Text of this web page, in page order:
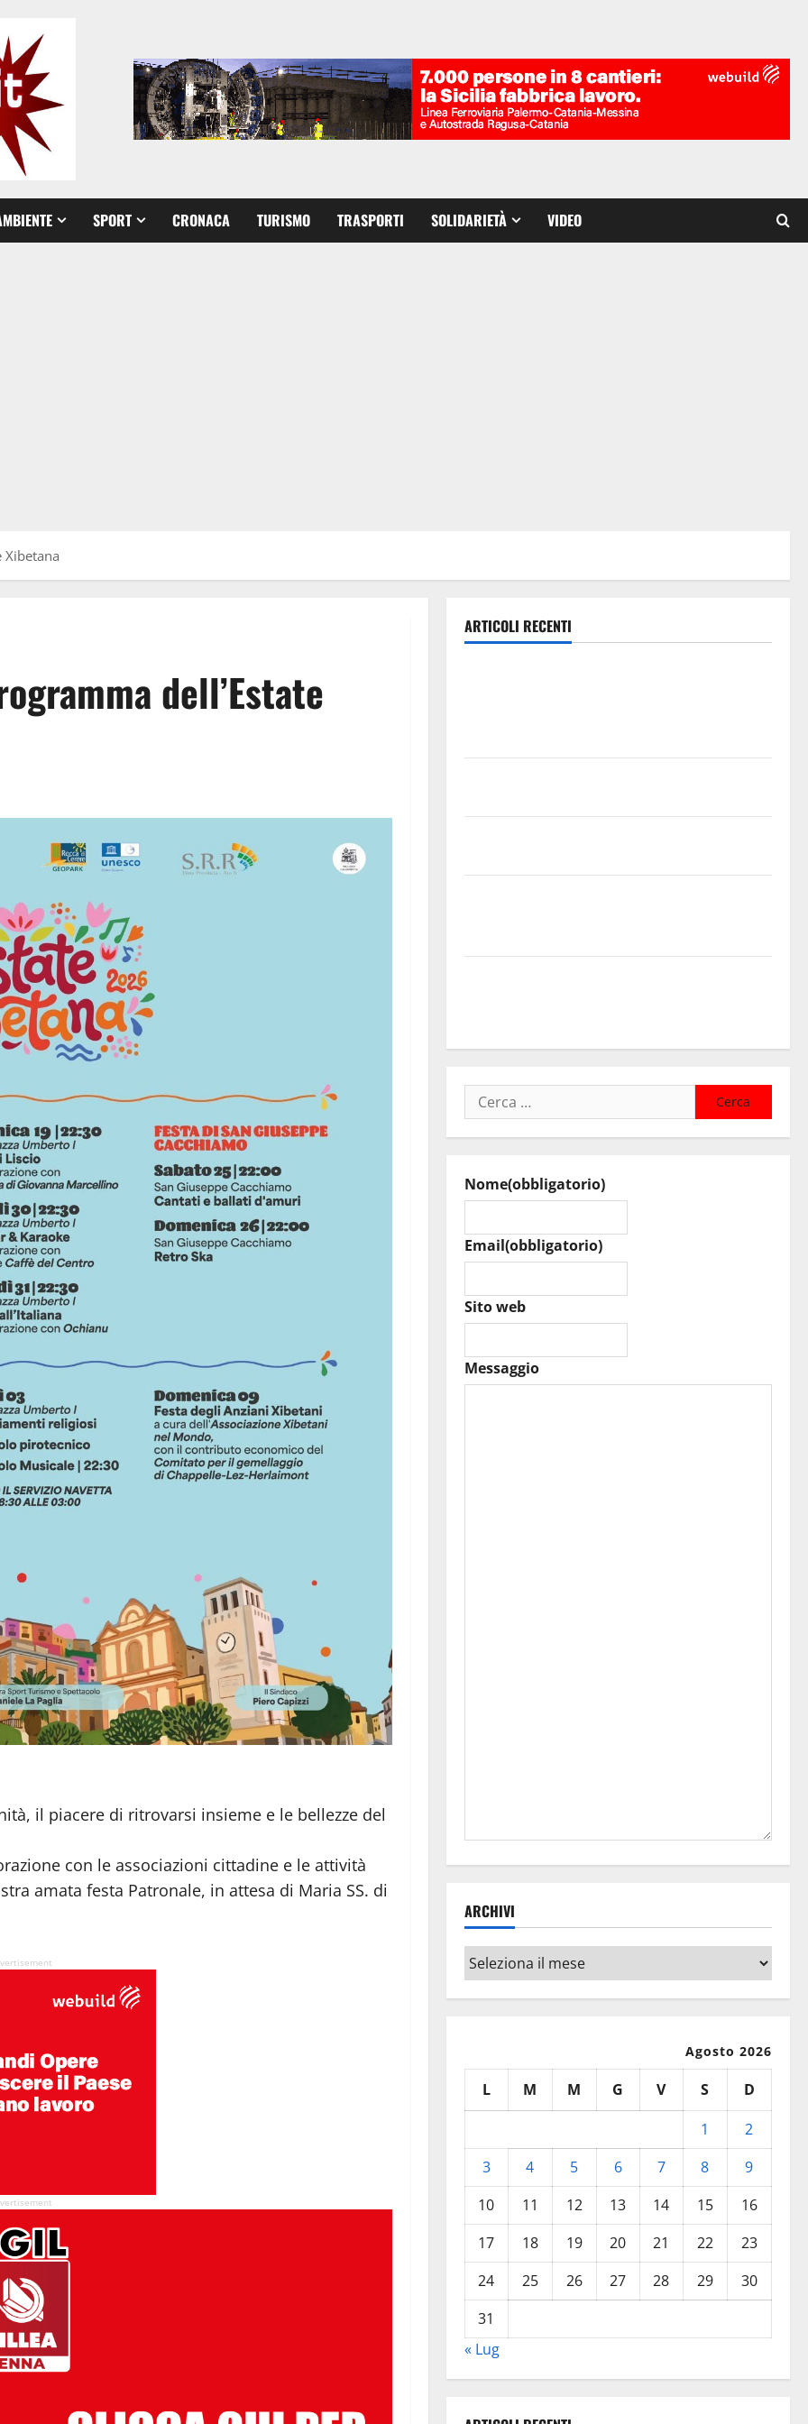
SPORT CRONACA TURISMO TRASPORTI SOLIDARIETÀ VIDEO
Xibetana
dell’Estate
il piacere di ritrovarsi insieme e le bellezze del
con le associazioni cittadine e le attività
amata festa Patronale, in attesa di Maria SS. di
ARTICOLI RECENTI
Ricerca
per:
Nome(obbligatorio)
Email(obbligatorio)
Sito web
Messaggio
ARCHIVI
Archivi
Agosto 2026
L M M G V S
D
1
2
3
4 5 6 7 8
9
10
11 12 13 14 15
16
17
18 19 20 21 22
23
24
25 26 27 28 29
30
31
« Lug